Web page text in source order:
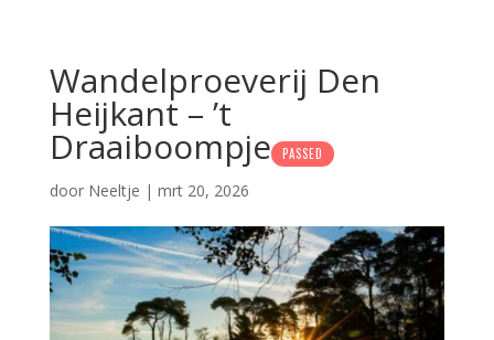
Wandelproeverij Den
Heijkant – ’t
Draaiboompje PASSED
door Neeltje | mrt 20, 2026